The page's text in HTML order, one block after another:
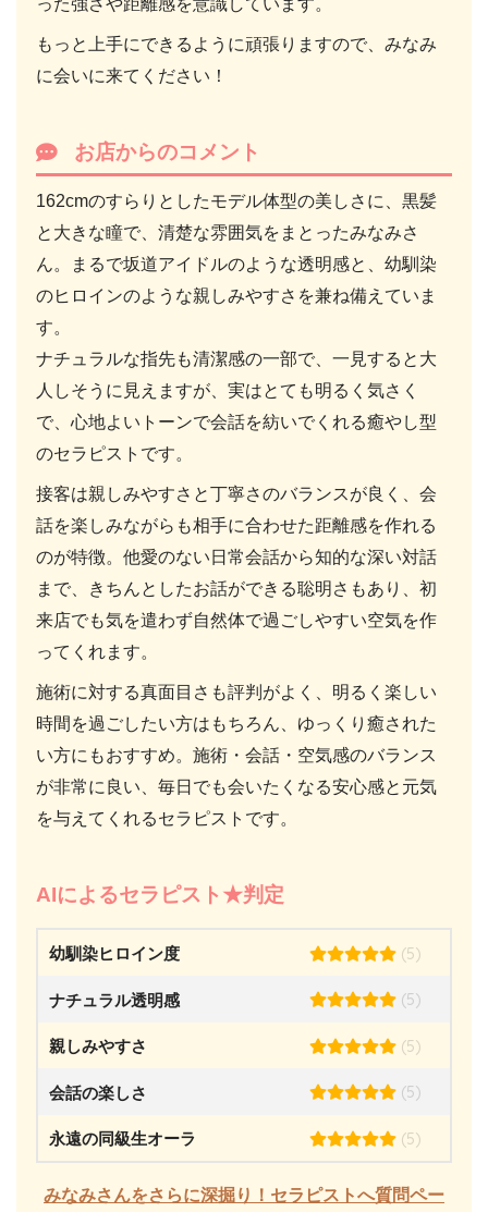
もっと上手にできるように頑張りますので、みなみ
に会いに来てください！
お店からのコメント
162cmのすらりとしたモデル体型の美しさに、黒髪
と大きな瞳で、清楚な雰囲気をまとったみなみさ
ん。まるで坂道アイドルのような透明感と、幼馴染
のヒロインのような親しみやすさを兼ね備えていま
す。
ナチュラルな指先も清潔感の一部で、一見すると大
人しそうに見えますが、実はとても明るく気さく
で、心地よいトーンで会話を紡いでくれる癒やし型
のセラピストです。
接客は親しみやすさと丁寧さのバランスが良く、会
話を楽しみながらも相手に合わせた距離感を作れる
のが特徴。他愛のない日常会話から知的な深い対話
まで、きちんとしたお話ができる聡明さもあり、初
来店でも気を遣わず自然体で過ごしやすい空気を作
ってくれます。
施術に対する真面目さも評判がよく、明るく楽しい
時間を過ごしたい方はもちろん、ゆっくり癒された
い方にもおすすめ。施術・会話・空気感のバランス
が非常に良い、毎日でも会いたくなる安心感と元気
を与えてくれるセラピストです。
AIによるセラピスト★判定
幼馴染ヒロイン度 (5)
ナチュラル透明感 (5)
親しみやすさ (5)
会話の楽しさ (5)
永遠の同級生オーラ (5)
みなみさんをさらに深掘り！セラピストへ質問ペー